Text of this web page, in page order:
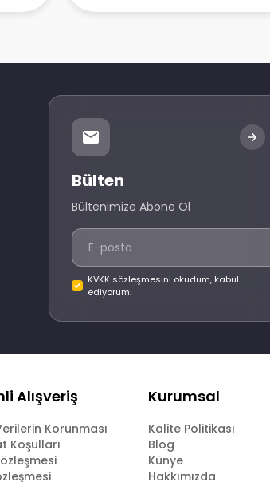
Bülten
Bültenimize Abone Ol
KVKK sözleşmesini okudum, kabul
ediyorum.
Alışveriş
Korunması
Koşulları
Kurumsal
Kalite Politikası
Blog
Künye
Hakkımızda